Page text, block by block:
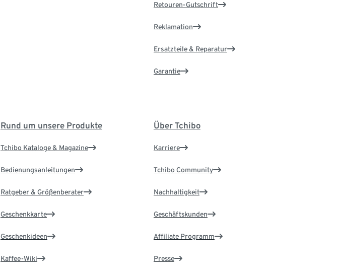
Retouren-Gutschrift
Reklamation
Ersatzteile & Reparatur
Garantie
Rund um unsere Produkte
Tchibo Kataloge & Magazine
Bedienungsanleitungen
Ratgeber & Größenberater
Geschenkkarte
Geschenkideen
Kaffee-Wiki
Über Tchibo
Karriere
Tchibo Community
Nachhaltigkeit
Geschäftskunden
Affiliate Programm
Presse